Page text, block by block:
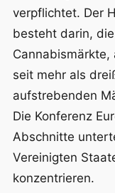
verpflichtet. Der
besteht darin,
seit mehr als
aufstrebenden
Die Konferenz
Abschnitte
Vereinigten
konzentrieren.